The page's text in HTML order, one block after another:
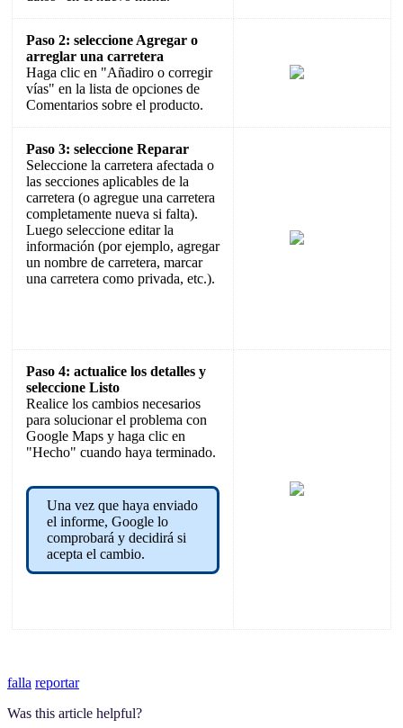
Paso 2: seleccione Agregar o
arreglar una carretera
Haga clic en "Añadiro o corregir
vías" en la lista de opciones de
Comentarios sobre el producto.
Paso 3: seleccione Reparar
Seleccione la carretera afectada o
las secciones aplicables de la
carretera (o agregue una carretera
completamente nueva si falta).
Luego seleccione editar la
información (por ejemplo, agregar
un nombre de carretera, marcar
una carretera como privada, etc.).
Paso 4: actualice los detalles y
seleccione Listo
Realice los cambios necesarios
para solucionar el problema con
Google Maps y haga clic en
"Hecho" cuando haya terminado.
Una vez que haya enviado
el informe, Google lo
comprobará y decidirá si
acepta el cambio.
falla reportar
Was this article helpful?